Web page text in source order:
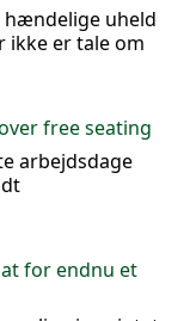
hændelige uheld
ikke er tale om
free seating
arbejdsdage
for endnu et